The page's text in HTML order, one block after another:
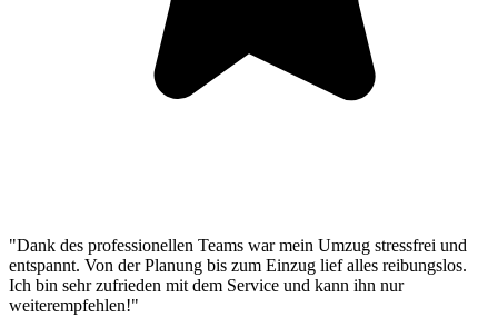
"Dank des professionellen Teams war mein Umzug stressfrei und
entspannt. Von der Planung bis zum Einzug lief alles reibungslos.
Ich bin sehr zufrieden mit dem Service und kann ihn nur
weiterempfehlen!"